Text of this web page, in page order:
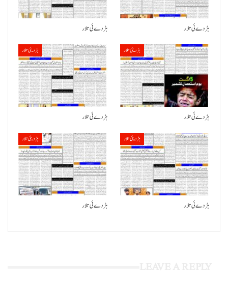
ہڑدے ئی تلار ہڑدے ئی تلار
ہڑدیئی تلار
ہڑدے ئی تلار
ہڑدیئی تلار
ہڑدے ئی تلار
ہڑدیئی تلار
ہڑدے ئی تلار
ہڑدیئی تلار
ہڑدے ئی تلار